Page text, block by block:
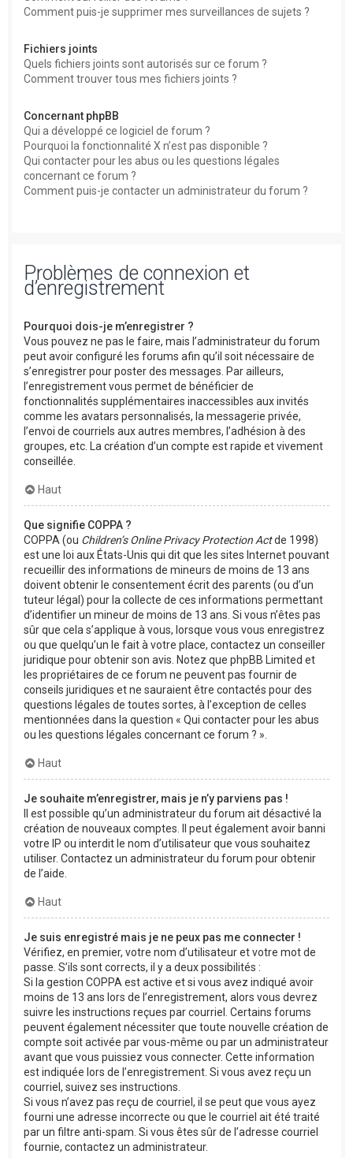
Comment puis-je supprimer mes surveillances de sujets ?
Fichiers joints
Quels fichiers joints sont autorisés sur ce forum ?
Comment trouver tous mes fichiers joints ?
Concernant phpBB
Qui a développé ce logiciel de forum ?
Pourquoi la fonctionnalité X n’est pas disponible ?
Qui contacter pour les abus ou les questions légales
concernant ce forum ?
Comment puis-je contacter un administrateur du forum ?
Problèmes de connexion et
d’enregistrement
Pourquoi dois-je m’enregistrer ?
Vous pouvez ne pas le faire, mais l’administrateur du forum
peut avoir configuré les forums afin qu’il soit nécessaire de
s’enregistrer pour poster des messages. Par ailleurs,
l’enregistrement vous permet de bénéficier de
fonctionnalités supplémentaires inaccessibles aux invités
comme les avatars personnalisés, la messagerie privée,
l’envoi de courriels aux autres membres, l’adhésion à des
groupes, etc. La création d’un compte est rapide et vivement
conseillée.
Haut
Que signifie COPPA ?
COPPA (ou Children’s Online Privacy Protection Actde 1998)
est une loi aux États-Unis qui dit que les sites Internet pouvant
recueillir des informations de mineurs de moins de 13 ans
doivent obtenir le consentement écrit des parents (ou d’un
tuteur légal) pour la collecte de ces informations permettant
d’identifier un mineur de moins de 13 ans. Si vous n’êtes pas
sûr que cela s’applique à vous, lorsque vous vous enregistrez
ou que quelqu’un le fait à votre place, contactez un conseiller
juridique pour obtenir son avis. Notez que phpBB Limited et
les propriétaires de ce forum ne peuvent pas fournir de
conseils juridiques et ne sauraient être contactés pour des
questions légales de toutes sortes, à l’exception de celles
mentionnées dans la question « Qui contacter pour les abus
ou les questions légales concernant ce forum ? ».
Haut
Je souhaite m’enregistrer, mais je n’y parviens pas !
Il est possible qu’un administrateur du forum ait désactivé la
création de nouveaux comptes. Il peut également avoir banni
votre IP ou interdit le nom d’utilisateur que vous souhaitez
utiliser. Contactez un administrateur du forum pour obtenir
de l’aide.
Haut
Je suis enregistré mais je ne peux pas me connecter !
Vérifiez, en premier, votre nom d’utilisateur et votre mot de
passe. S’ils sont corrects, il y a deux possibilités :
Si la gestion COPPA est active et si vous avez indiqué avoir
moins de 13 ans lors de l’enregistrement, alors vous devrez
suivre les instructions reçues par courriel. Certains forums
peuvent également nécessiter que toute nouvelle création de
compte soit activée par vous-même ou par un administrateur
avant que vous puissiez vous connecter. Cette information
est indiquée lors de l’enregistrement. Si vous avez reçu un
courriel, suivez ses instructions.
Si vous n’avez pas reçu de courriel, il se peut que vous ayez
fourni une adresse incorrecte ou que le courriel ait été traité
par un filtre anti-spam. Si vous êtes sûr de l’adresse courriel
fournie, contactez un administrateur.